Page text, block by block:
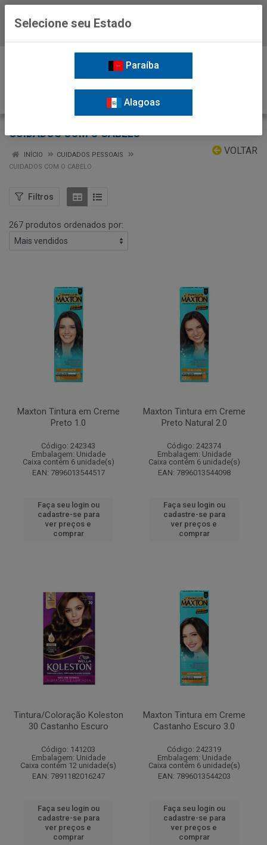
CUIDADOS COM O CABELO
VOLTAR
INÍCIO
CUIDADOS PESSOAIS
CUIDADOS COM O CABELO
Filtros
267 produtos ordenados por:
Maxton Tintura em Creme
Preto 1.0
Código: 242343
Embalagem: Unidade
Caixa contém 6 unidade(s)
EAN: 7896013544517
Faça seu login ou
cadastre-se para
ver preços e
comprar
Maxton Tintura em Creme
Preto Natural 2.0
Código: 242374
Embalagem: Unidade
Caixa contém 6 unidade(s)
EAN: 7896013544098
Faça seu login ou
cadastre-se para
ver preços e
comprar
Tintura/Coloração Koleston
30 Castanho Escuro
Código: 141203
Embalagem: Unidade
Caixa contém 12 unidade(s)
EAN: 7891182016247
Faça seu login ou
cadastre-se para
ver preços e
comprar
Maxton Tintura em Creme
Castanho Escuro 3.0
Código: 242319
Embalagem: Unidade
Caixa contém 6 unidade(s)
EAN: 7896013544203
Faça seu login ou
cadastre-se para
ver preços e
comprar
Selecione seu Estado
Paraíba
Alagoas